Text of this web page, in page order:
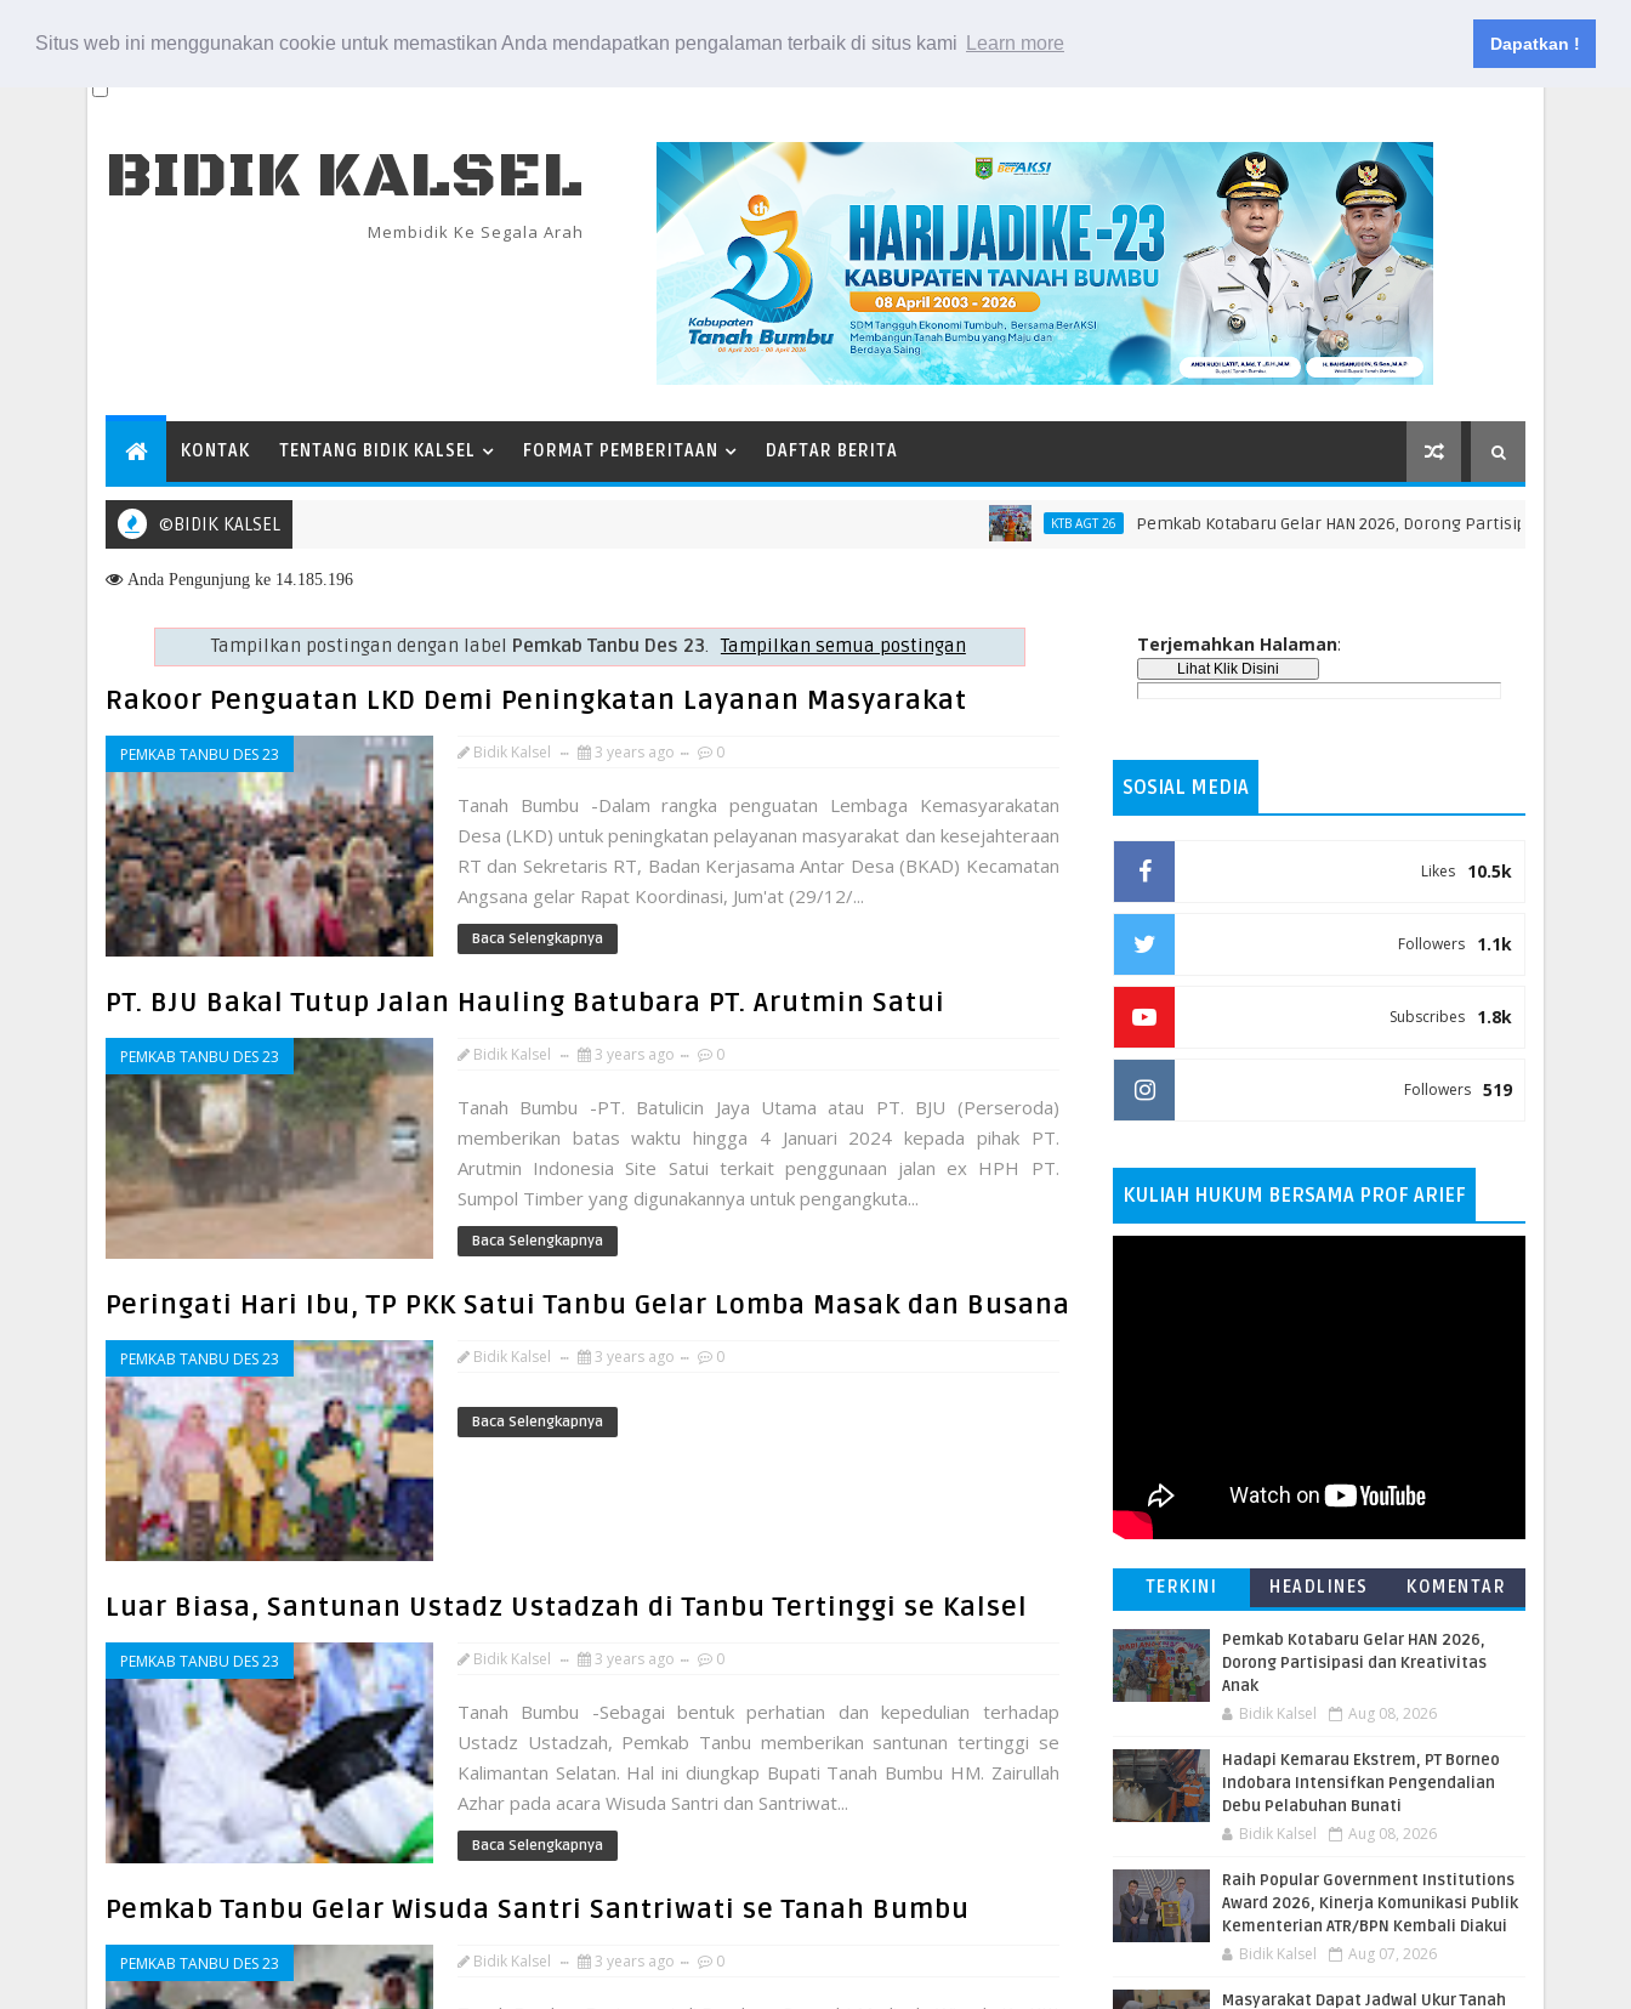
Situs web ini menggunakan cookie untuk memastikan Anda mendapatkan pengalaman terbaik di situs kami Learn more Dapatkan !
Kontak
BIDIK KALSEL
Membidik Ke Segala Arah
KONTAK TENTANG BIDIK KALSEL FORMAT PEMBERITAAN DAFTAR BERITA
©BIDIK KALSEL KTB AGT 26 Pemkab Kotabaru Gelar HAN 2026, Dorong Partisipasi dan Kreativitas
di Kanwil BPN Provinsi NTT, Menteri Nusron: Gunakan Sudut Pandang Masyarakat
Anda Pengunjung ke 14.185.196
Tampilkan postingan dengan label Pemkab Tanbu Des 23. Tampilkan semua postingan
Rakoor Penguatan LKD Demi Peningkatan Layanan Masyarakat
PEMKAB TANBU DES 23 Bidik Kalsel 3 years ago 0
Tanah Bumbu -Dalam rangka penguatan Lembaga Kemasyarakatan
Desa (LKD) untuk peningkatan pelayanan masyarakat dan kesejahteraan
RT dan Sekretaris RT, Badan Kerjasama Antar Desa (BKAD) Kecamatan
Angsana gelar Rapat Koordinasi, Jum'at (29/12/...
Baca Selengkapnya
PT. BJU Bakal Tutup Jalan Hauling Batubara PT. Arutmin Satui
PEMKAB TANBU DES 23 Bidik Kalsel 3 years ago 0
Tanah Bumbu -PT. Batulicin Jaya Utama atau PT. BJU (Perseroda)
memberikan batas waktu hingga 4 Januari 2024 kepada pihak PT.
Arutmin Indonesia Site Satui terkait penggunaan jalan ex HPH PT.
Sumpol Timber yang digunakannya untuk pengangkuta...
Baca Selengkapnya
Peringati Hari Ibu, TP PKK Satui Tanbu Gelar Lomba Masak dan Busana
PEMKAB TANBU DES 23 Bidik Kalsel 3 years ago 0
Baca Selengkapnya
Luar Biasa, Santunan Ustadz Ustadzah di Tanbu Tertinggi se Kalsel
PEMKAB TANBU DES 23 Bidik Kalsel 3 years ago 0
Tanah Bumbu -Sebagai bentuk perhatian dan kepedulian terhadap
Ustadz Ustadzah, Pemkab Tanbu memberikan santunan tertinggi se
Kalimantan Selatan. Hal ini diungkap Bupati Tanah Bumbu HM. Zairullah
Azhar pada acara Wisuda Santri dan Santriwat...
Baca Selengkapnya
Pemkab Tanbu Gelar Wisuda Santri Santriwati se Tanah Bumbu
PEMKAB TANBU DES 23 Bidik Kalsel 3 years ago 0
Terjemahkan Halaman:
SOSIAL MEDIA
10.5k
Likes
1.1k
Followers
1.8k
Subscribes
519
Followers
KULIAH HUKUM BERSAMA PROF ARIEF
TERKINI HEADLINES KOMENTAR
Pemkab Kotabaru Gelar HAN 2026,
Dorong Partisipasi dan Kreativitas
Anak
Bidik Kalsel Aug 08, 2026
​Hadapi Kemarau Ekstrem, PT Borneo
Indobara Intensifkan Pengendalian
Debu Pelabuhan Bunati
Bidik Kalsel Aug 08, 2026
Raih Popular Government Institutions
Award 2026, Kinerja Komunikasi Publik
Kementerian ATR/BPN Kembali Diakui
Bidik Kalsel Aug 07, 2026
Masyarakat Dapat Jadwal Ukur Tanah